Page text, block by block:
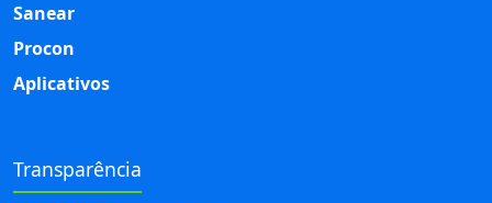
Sanear
Procon
Aplicativos
Transparência